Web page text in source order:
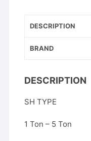
DESCRIPTION
BRAND
DESCRIPTION
SH TYPE
1 Ton – 5 Ton